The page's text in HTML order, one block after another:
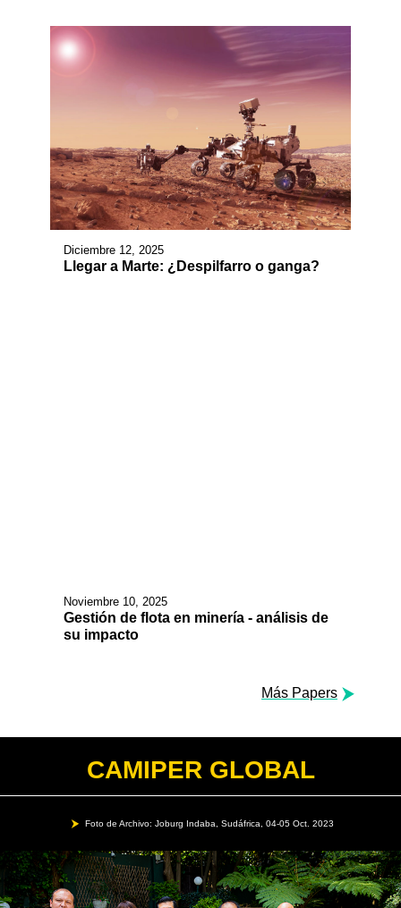
Diciembre 12, 2025
Llegar a Marte: ¿Despilfarro o ganga?
Noviembre 10, 2025
Gestión de flota en minería - análisis de
su impacto
Más Papers
CAMIPER GLOBAL
Foto de Archivo: Joburg Indaba, Sudáfrica, 04-05 Oct. 2023